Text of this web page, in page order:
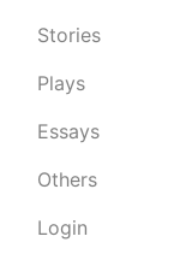
Stories
Plays
Essays
Others
Login